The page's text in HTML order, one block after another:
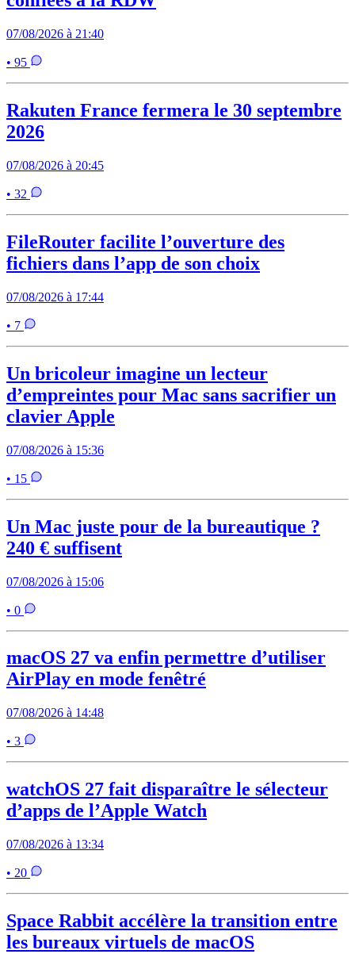
07/08/2026 à 21:40
• 95
Rakuten France fermera le 30 septembre
2026
07/08/2026 à 20:45
• 32
FileRouter facilite l’ouverture des
fichiers dans l’app de son choix
07/08/2026 à 17:44
• 7
Un bricoleur imagine un lecteur
d’empreintes pour Mac sans sacrifier un
clavier Apple
07/08/2026 à 15:36
• 15
Un Mac juste pour de la bureautique ?
240 € suffisent
07/08/2026 à 15:06
• 0
macOS 27 va enfin permettre d’utiliser
AirPlay en mode fenêtré
07/08/2026 à 14:48
• 3
watchOS 27 fait disparaître le sélecteur
d’apps de l’Apple Watch
07/08/2026 à 13:34
• 20
Space Rabbit accélère la transition entre
les bureaux virtuels de macOS